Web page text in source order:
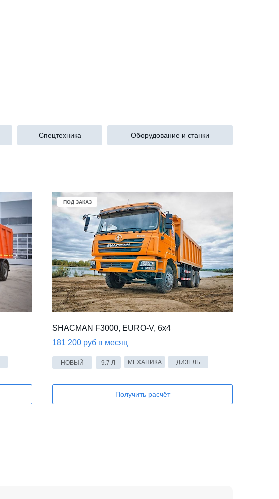
Спецтехника Оборудование и станки
SHACMAN F3000, EURO-V, 6x4
181 200 руб в месяц
9.7 Л МЕХАНИКА ДИЗЕЛЬ
НОВЫЙ
Получить расчёт
ПОД ЗАКАЗ